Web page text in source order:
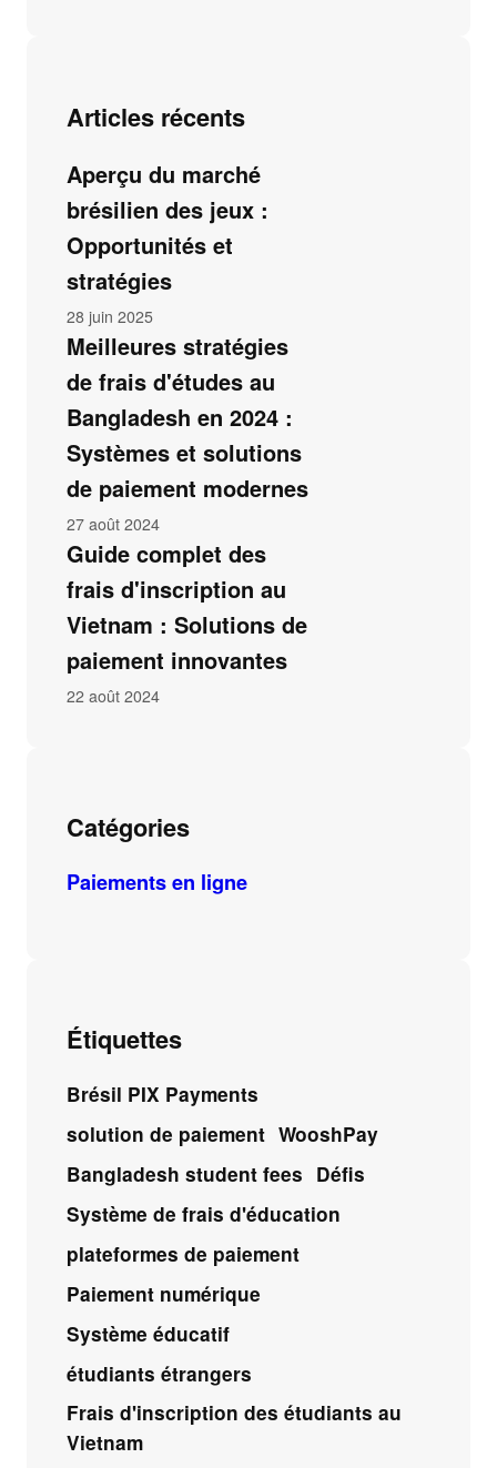
Articles récents
Aperçu du marché
brésilien des jeux :
Opportunités et
stratégies
28 juin 2025
Meilleures stratégies
de frais d'études au
Bangladesh en 2024 :
Systèmes et solutions
de paiement modernes
27 août 2024
Guide complet des
frais d'inscription au
Vietnam : Solutions de
paiement innovantes
22 août 2024
Catégories
Paiements en ligne
Étiquettes
Brésil PIX Payments
solution de paiement WooshPay
Bangladesh student fees Défis
Système de frais d'éducation
plateformes de paiement
Paiement numérique
Système éducatif
étudiants étrangers
Frais d'inscription des étudiants au
Vietnam